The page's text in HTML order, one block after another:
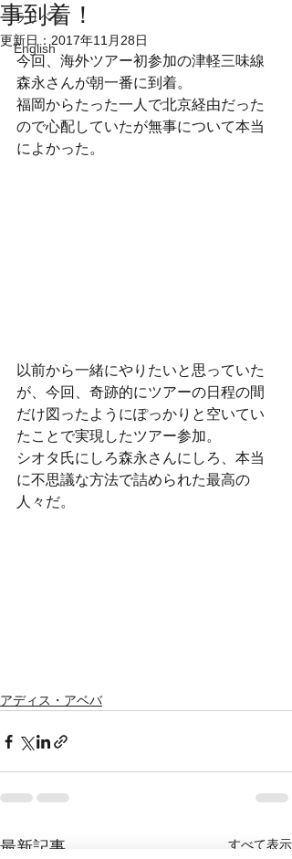
ラリベラ
English
事到着！
更新日： 2017年11月28日
今回、海外ツアー初参加の津軽三味線
森永さんが朝一番に到着。
福岡からたった一人で北京経由だった
ので心配していたが無事について本当
によかった。
以前から一緒にやりたいと思っていた
が、今回、奇跡的にツアーの日程の間
だけ図ったようにぽっかりと空いてい
たことで実現したツアー参加。
シオタ氏にしろ森永さんにしろ、本当
に不思議な方法で詰められた最高の
人々だ。
アディス・アベバ
最新記事 すべて表示